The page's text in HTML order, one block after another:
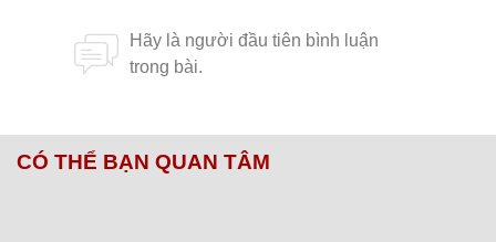
CÓ THỂ BẠN QUAN TÂM